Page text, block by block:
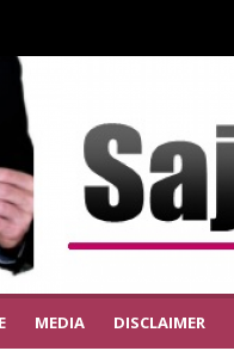
MEDIA DISCLAIMER